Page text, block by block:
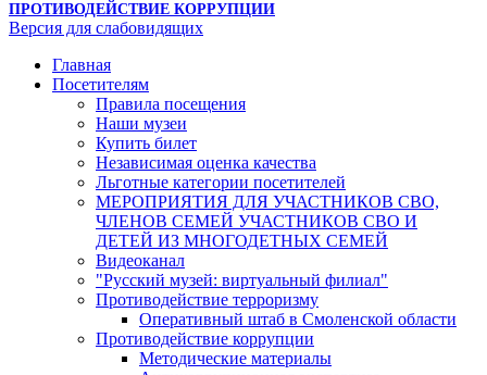
ПРОТИВОДЕЙСТВИЕ КОРРУПЦИИ
Версия для слабовидящих
Главная
Посетителям
Правила посещения
Наши музеи
Купить билет
Независимая оценка качества
Льготные категории посетителей
МЕРОПРИЯТИЯ ДЛЯ УЧАСТНИКОВ СВО,
ЧЛЕНОВ СЕМЕЙ УЧАСТНИКОВ СВО И
ДЕТЕЙ ИЗ МНОГОДЕТНЫХ СЕМЕЙ
Видеоканал
"Русский музей: виртуальный филиал"
Противодействие терроризму
Оперативный штаб в Смоленской области
Противодействие коррупции
Методические материалы